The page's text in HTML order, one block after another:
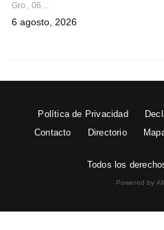
Gro., 06…
6 agosto, 2026
Política de Privacidad
Contacto
Directorio
Todos los
Powered by